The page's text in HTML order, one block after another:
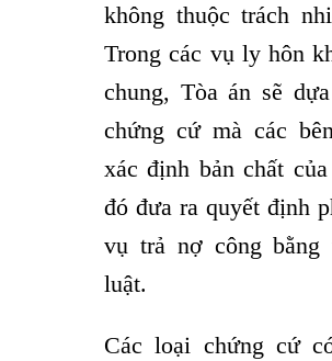
không thuộc trách
Trong các vụ ly hôn
chung, Tòa án sẽ
chứng cứ mà các
xác định bản chất
đó đưa ra quyết định
vụ trả nợ công bằng
luật.
Các loại chứng cứ